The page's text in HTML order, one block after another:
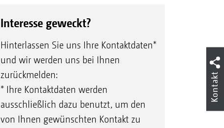
Interesse geweckt?
Hinterlassen Sie uns Ihre Kontaktdaten*
und wir werden uns bei Ihnen
zurückmelden:
* Ihre Kontaktdaten werden
ausschließlich dazu benutzt, um den
von Ihnen gewünschten Kontakt zu
Kontakt